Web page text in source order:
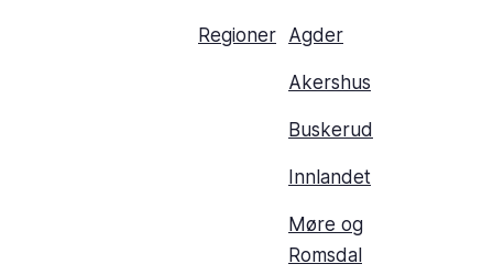
Regioner Agder
Akershus
Buskerud
Innlandet
Møre og
Romsdal